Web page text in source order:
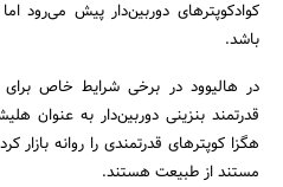
کوادکوپترهای دوربین‌دار پیش می‌رود
باشد.
در هالیوود در برخی شرایط خاص برای
هگزا کوپترهای قدرتمندی را روانه
مستند از طبیعت هستند.